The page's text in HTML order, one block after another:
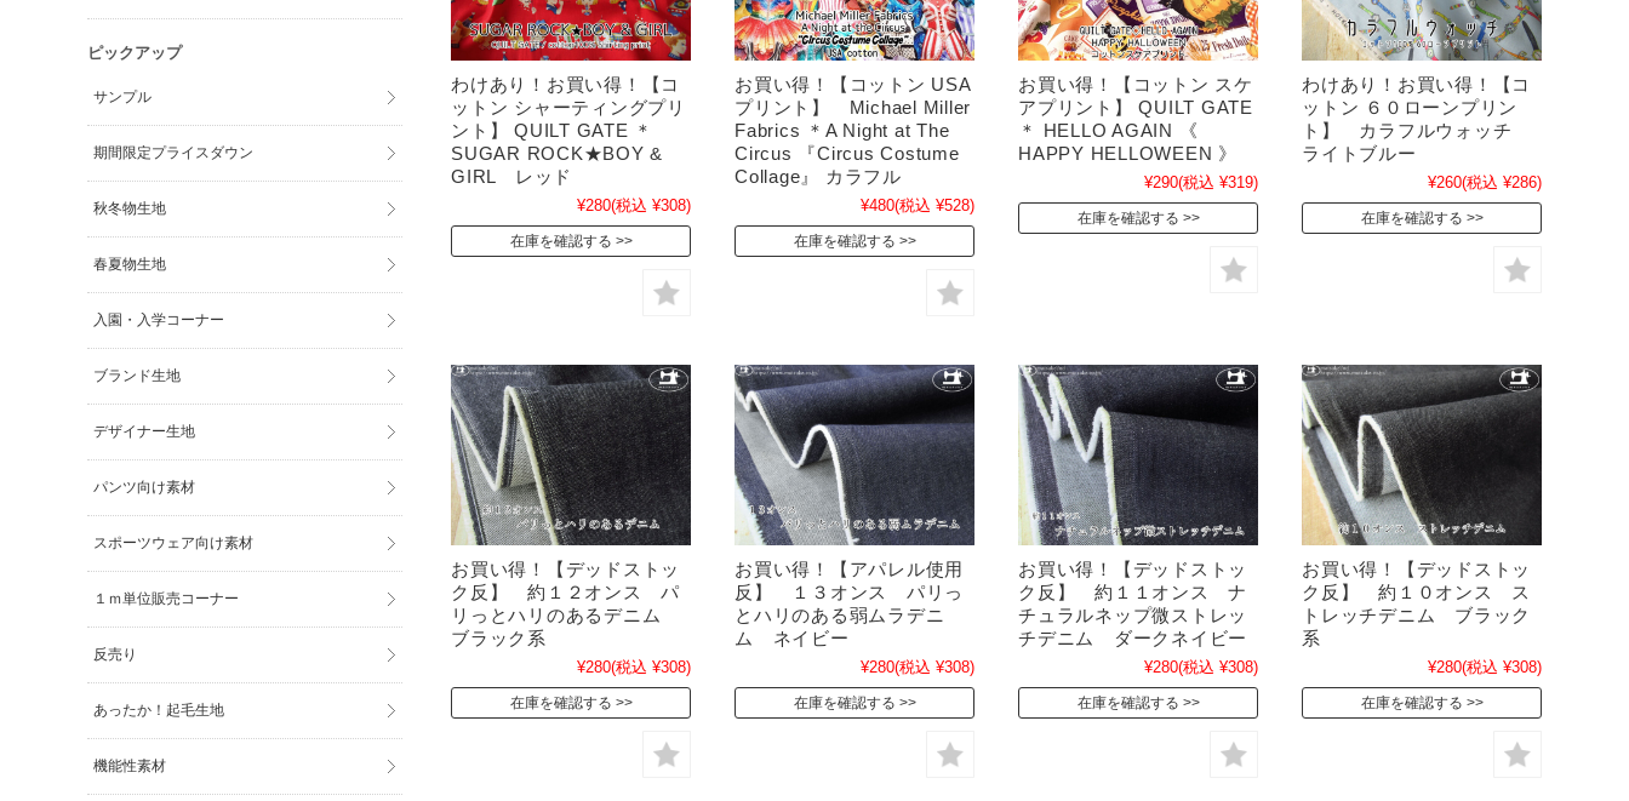
わけあり！お買い得！【コ
ットン シャーティングプリ
ント】 QUILT GATE ＊
SUGAR ROCK★BOY &
GIRL レッド
¥280(税込 ¥308)
在庫を確認する
お買い得！【コットン USA
プリント】 Michael Miller
Fabrics ＊A Night at The
Circus 『Circus Costume
Collage』 カラフル
¥480(税込 ¥528)
在庫を確認する
お買い得！【コットン スケ
アプリント】 QUILT GATE
＊ HELLO AGAIN 《
HAPPY HELLOWEEN 》
¥290(税込 ¥319)
在庫を確認する
わけあり！お買い得！【コ
ットン ６０ローンプリン
ト】 カラフルウォッチ
ライトブルー
¥260(税込 ¥286)
在庫を確認する
お買い得！【デッドストッ
ク反】 約１２オンス パ
リっとハリのあるデニム
ブラック系
¥280(税込 ¥308)
在庫を確認する
お買い得！【アパレル使用
反】 １３オンス パリっ
とハリのある弱ムラデニ
ム ネイビー
¥280(税込 ¥308)
在庫を確認する
お買い得！【デッドストッ
ク反】 約１１オンス ナ
チュラルネップ微ストレッ
チデニム ダークネイビー
¥280(税込 ¥308)
在庫を確認する
お買い得！【デッドストッ
ク反】 約１０オンス ス
トレッチデニム ブラック
系
¥280(税込 ¥308)
在庫を確認する
ピックアップ
サンプル
期間限定プライスダウン
秋冬物生地
春夏物生地
入園・入学コーナー
ブランド生地
デザイナー生地
パンツ向け素材
スポーツウェア向け素材
１ｍ単位販売コーナー
反売り
あったか！起毛生地
機能性素材